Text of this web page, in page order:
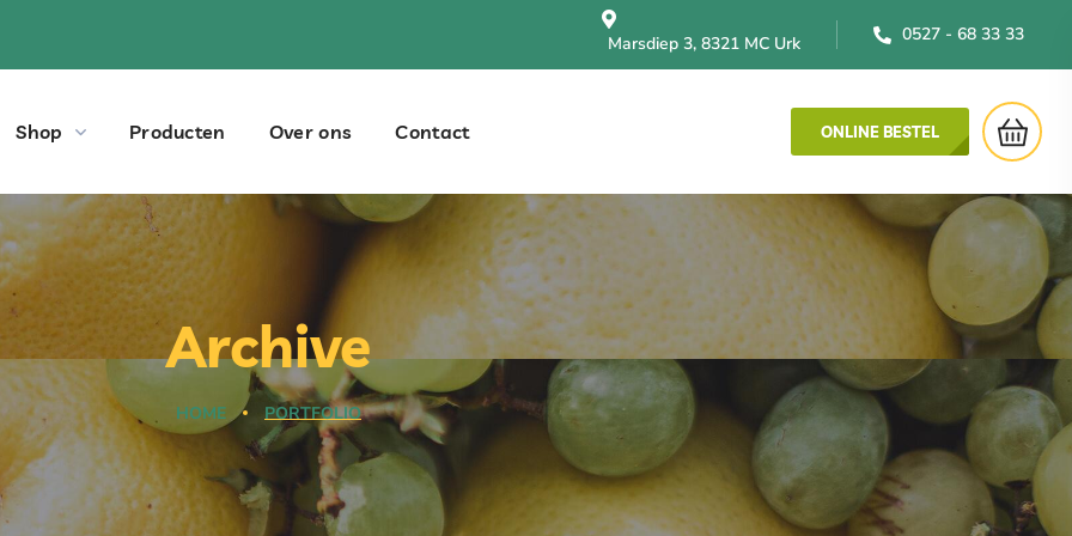
Marsdiep 3, 8321 MC Urk 0527 - 68 33 33
Shop Producten Over ons Contact ONLINE BESTEL
Archive
HOME PORTFOLIO